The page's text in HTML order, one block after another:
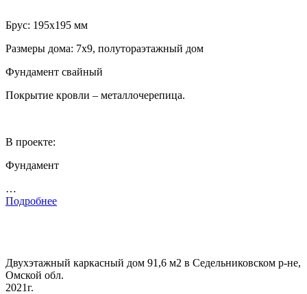
Брус: 195х195 мм
Размеры дома: 7х9, полутораэтажный дом
Фундамент свайный
Покрытие кровли – металлочерепица.
В проекте:
Фундамент
…
Подробнее
Двухэтажный каркасный дом 91,6 м2 в Седельниковском р-не,
Омской обл.
2021г.